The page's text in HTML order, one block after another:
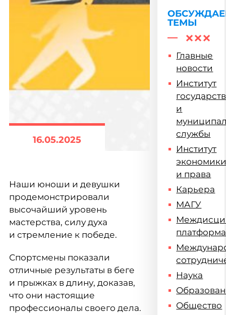
16.05.2025
Наши юноши и девушки
продемонстрировали
высочайший уровень
мастерства, силу духа
и стремление к победе.
Спортсмены показали
отличные результаты в беге
и прыжках в длину, доказав,
что они настоящие
профессионалы своего дела.
ТЕМЫ
Главные
новости
Институт
и
службы
Институт
и права
Карьера
МАГУ
платформа
Наука
Общество